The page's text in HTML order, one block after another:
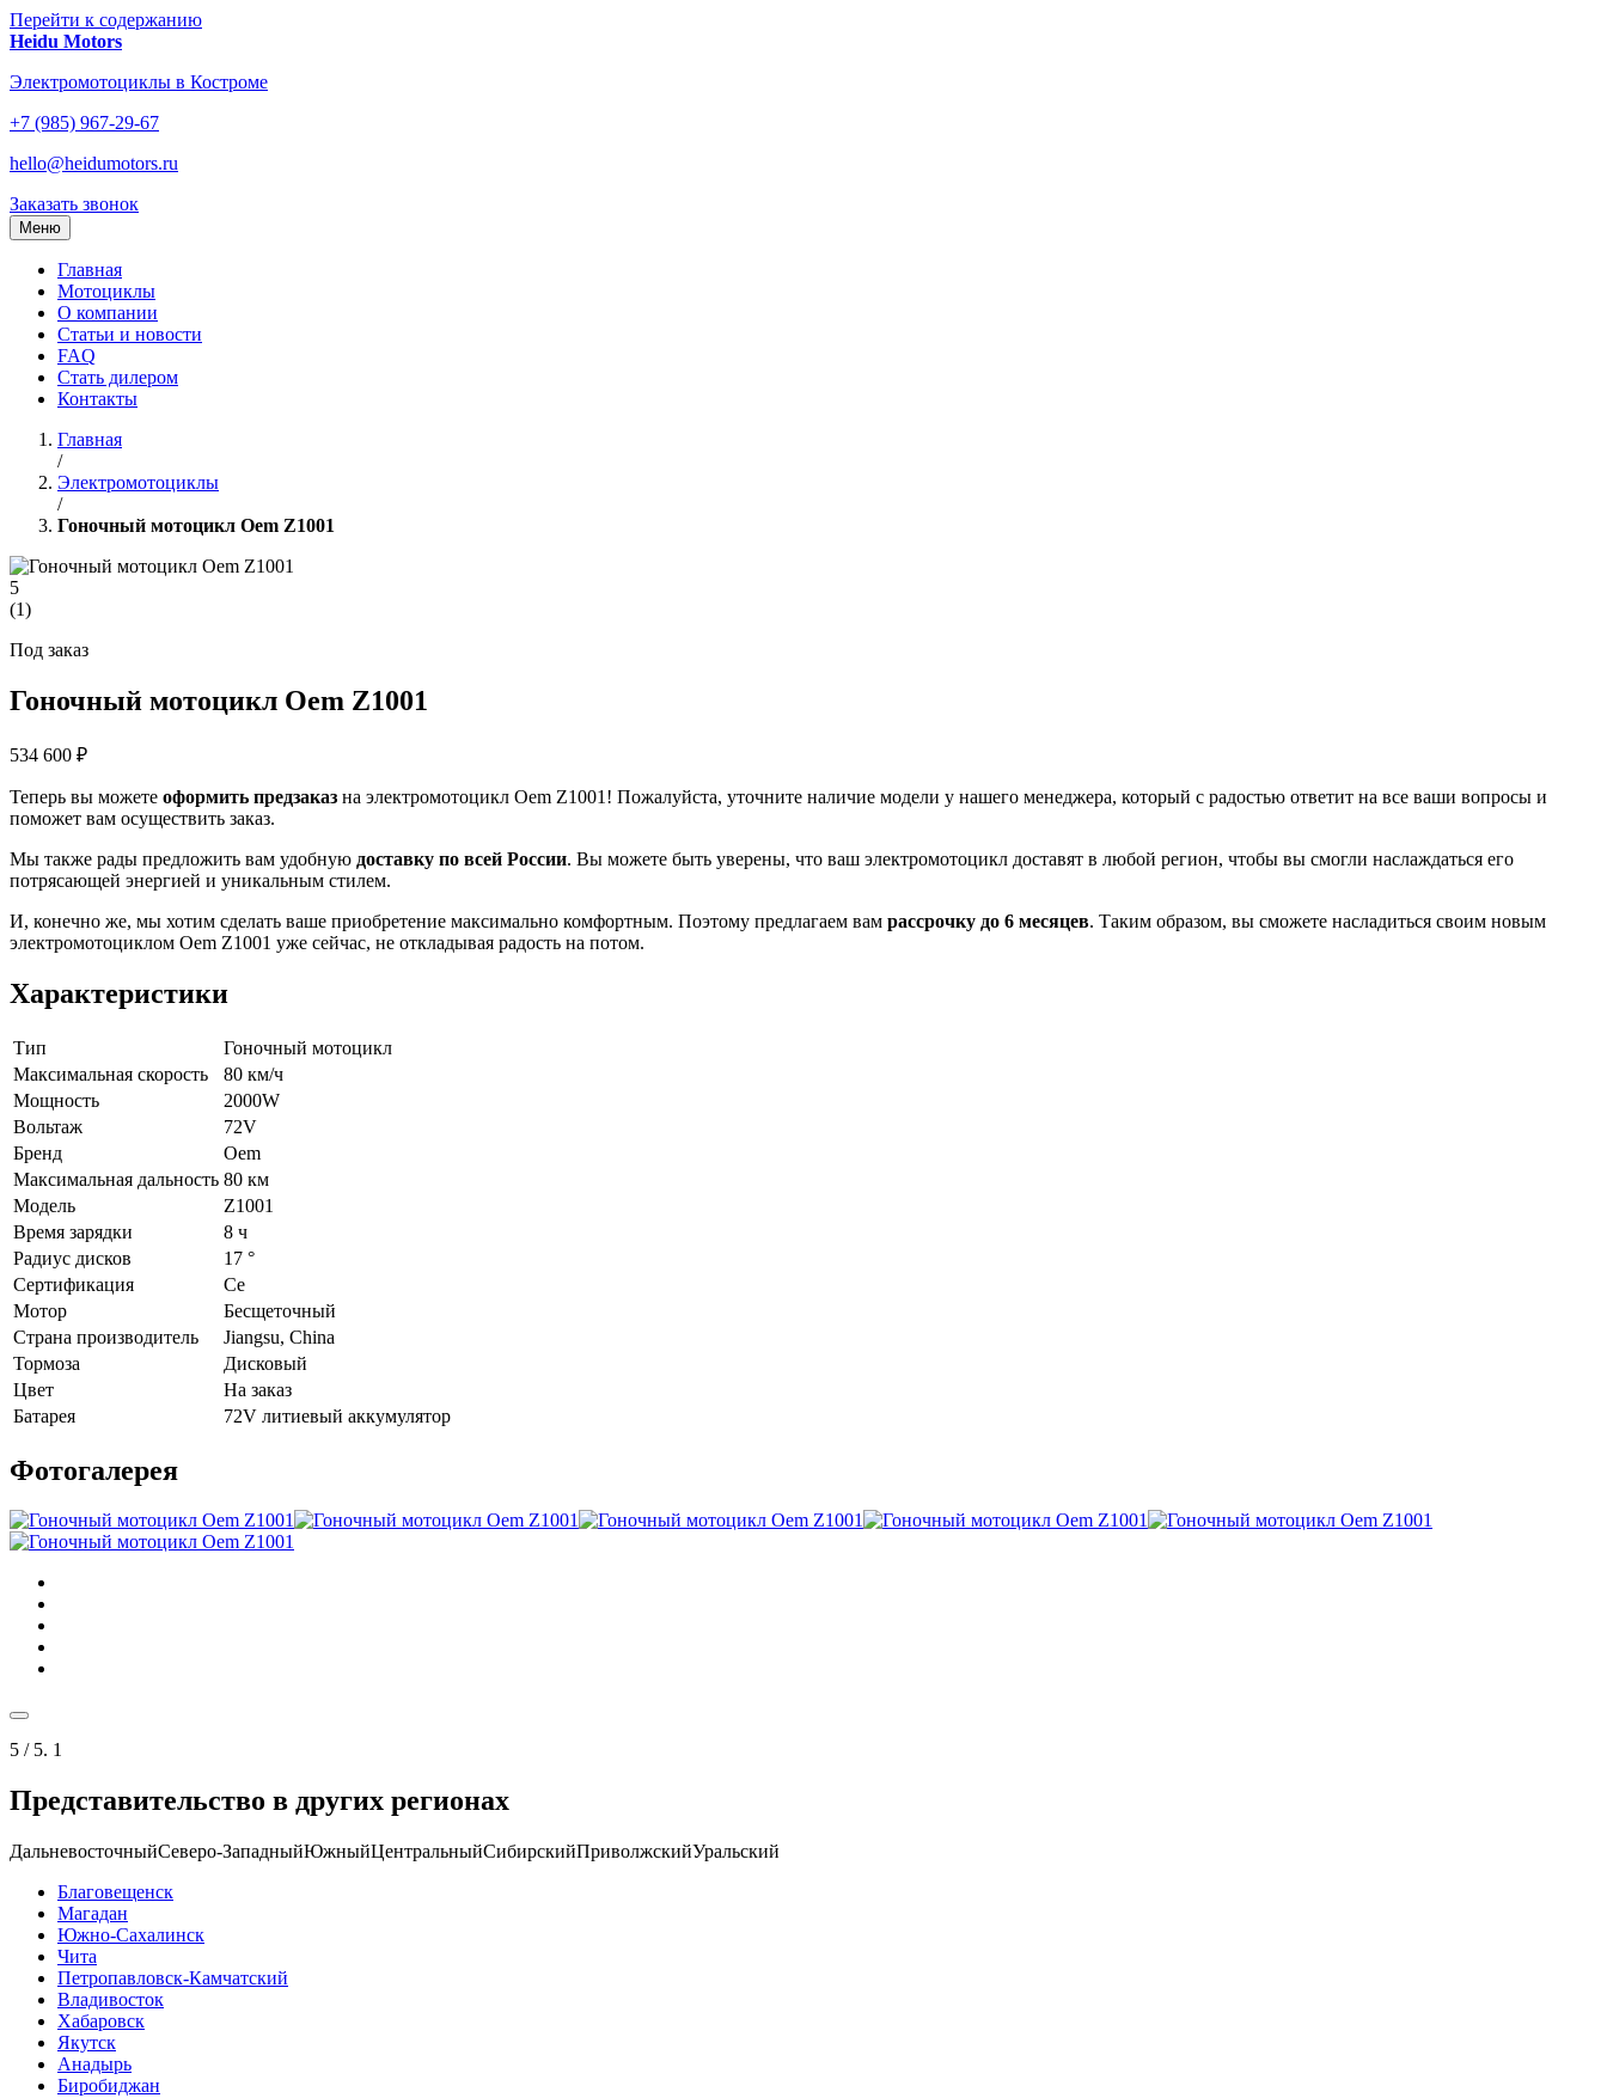
Перейти к содержанию
Heidu Motors
Электромотоциклы в Костроме
+7 (985) 967-29-67
hello@heidumotors.ru
Заказать звонок
Меню
Главная
Мотоциклы
О компании
Статьи и новости
FAQ
Стать дилером
Контакты
Главная
/
Электромотоциклы
/
Гоночный мотоцикл Oem Z1001
5
(1)
Под заказ
Гоночный мотоцикл Oem Z1001
534 600 ₽
Теперь вы можете оформить предзаказ на электромотоцикл Oem Z1001! Пожалуйста, уточните наличие модели у нашего менеджера, который с радостью ответит на все ваши вопросы и
поможет вам осуществить заказ.
Мы также рады предложить вам удобную доставку по всей России. Вы можете быть уверены, что ваш электромотоцикл доставят в любой регион, чтобы вы смогли наслаждаться его
потрясающей энергией и уникальным стилем.
И, конечно же, мы хотим сделать ваше приобретение максимально комфортным. Поэтому предлагаем вам рассрочку до 6 месяцев. Таким образом, вы сможете насладиться своим новым
электромотоциклом Oem Z1001 уже сейчас, не откладывая радость на потом.
Характеристики
Тип
Гоночный мотоцикл
Максимальная скорость
80 км/ч
Мощность
2000W
Вольтаж
72V
Бренд
Oem
Максимальная дальность 80 км
Модель
Z1001
Время зарядки
8 ч
Радиус дисков
17 °
Сертификация
Ce
Мотор
Бесщеточный
Страна производитель
Jiangsu, China
Тормоза
Дисковый
Цвет
На заказ
Батарея
72V литиевый аккумулятор
Фотогалерея
5 / 5. 1
Представительство в других регионах
ДальневосточныйСеверо-ЗападныйЮжныйЦентральныйСибирскийПриволжскийУральский
Благовещенск
Магадан
Южно-Сахалинск
Чита
Петропавловск-Камчатский
Владивосток
Хабаровск
Якутск
Анадырь
Биробиджан